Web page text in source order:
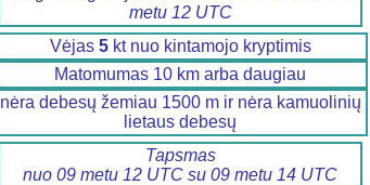
metu 12 UTC
Vėjas 5kt nuo kintamojo kryptimis
Matomumas 10 km arba daugiau
nėra debesų žemiau 1500 m ir nėra kamuolinių
lietaus debesų
Tapsmas
nuo 09 metu 12 UTC su 09 metu 14 UTC